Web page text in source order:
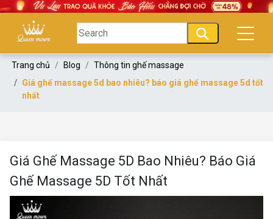
Trang chủ Blog
Thông tin ghế massage
Giá ghế massage 5d bao nhiêu? báo giá ghế massage 5d tốt
nhất
Giá Ghế Massage 5D Bao Nhiêu? Báo Giá
Ghế Massage 5D Tốt Nhất